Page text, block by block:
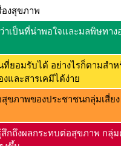
องสุขภาพ
เป็นที่น่าพอใจและมลพิษทางอ
ยอมรับได้ อย่างไรก็ตามสำห
และสารเคมีได้ง่าย
ขภาพของประชาชนกลุ่มเสี่ย
สึกถึงผลกระทบต่อสุขภาพ กลุ่